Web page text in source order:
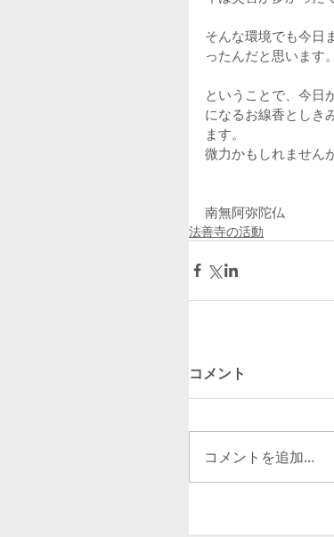
そんな環境でも今日
ったんだと思います
ということで、今日
になるお線香としき
ます。
微力かもしれません
南無阿弥陀仏
法善寺の活動
コメント
コメントを追加…